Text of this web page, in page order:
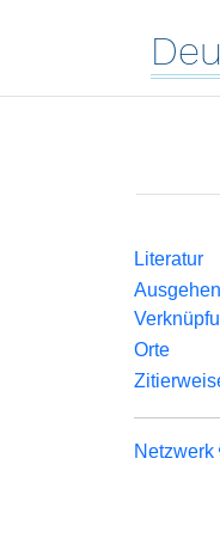
Literatur
Orte
Netzwerk